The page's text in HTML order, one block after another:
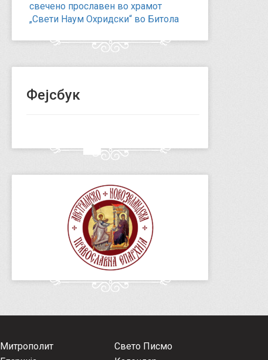
свечено прославен во храмот
„Свети Наум Охридски“ во Битола
Фејсбук
Митрополит
Свето Писмо